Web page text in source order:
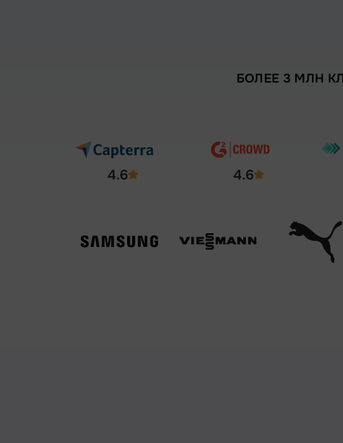
БОЛЕЕ 3 МЛН
4.6 4.6